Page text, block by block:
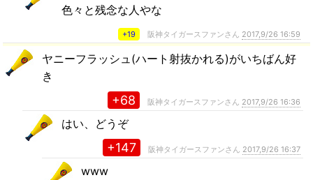
色々と残念な人やな
+19 阪神タイガースファンさん 2017,9/26 16:59
ヤニーフラッシュ(ハート射抜かれる)がいちばん好
き
+68 阪神タイガースファンさん 2017,9/26 16:36
はい、どうぞ
+147 阪神タイガースファンさん 2017,9/26 16:37
www